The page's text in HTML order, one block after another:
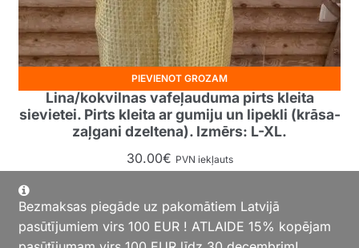
Lina/kokvilnas vafeļauduma pirts kleita
sievietei. Pirts kleita ar gumiju un lipekli (krāsa-
zaļgani dzeltena). Izmērs: L-XL.
30.00€ PVN iekļauts
PIEVIENOT GROZAM
Bezmaksas piegāde uz pakomātiem Latvijā
pasūtījumiem virs 100 EUR ! ATLAIDE 15% kopējam